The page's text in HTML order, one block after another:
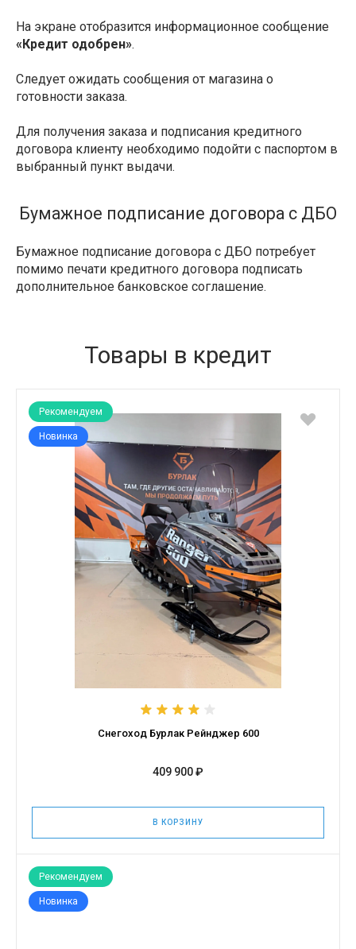
На экране отобразится информационное сообщение
«Кредит одобрен».
Следует ожидать сообщения от магазина о
готовности заказа.
Для получения заказа и подписания кредитного
договора клиенту необходимо подойти с паспортом в
выбранный пункт выдачи.
Бумажное подписание договора с ДБО
Бумажное подписание договора с ДБО потребует
помимо печати кредитного договора подписать
дополнительное банковское соглашение.
Товары в кредит
Рекомендуем
Новинка
Снегоход Бурлак Рейнджер 600
409 900 ₽
В КОРЗИНУ
Рекомендуем
Новинка